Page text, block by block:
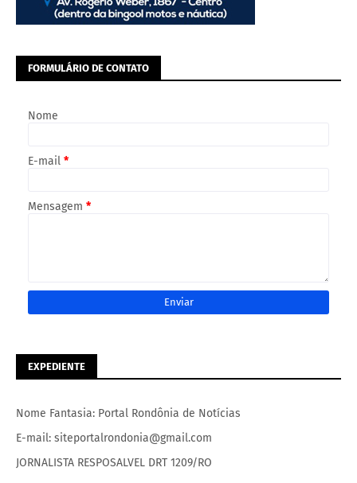
FORMULÁRIO DE CONTATO
Nome
E-mail *
Mensagem *
EXPEDIENTE
Nome Fantasia: Portal Rondônia de Notícias
E-mail: siteportalrondonia@gmail.com
JORNALISTA RESPOSALVEL DRT 1209/RO